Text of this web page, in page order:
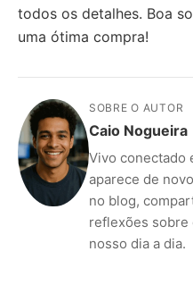
todos os detalhes. Boa
uma ótima compra!
SOBRE O AUTOR
Caio Nogueira
Vivo conectado
aparece de
no blog,
reflexões sobre
nosso dia a dia.